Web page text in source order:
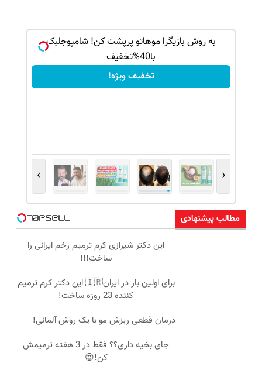
به روش بازیگرا موهاتو پرپشت کن! شامپوجلبک
با40%تخفیف
تخفیف ویژه!
‹
›
مطالب پیشنهادی
این دکتر شیرازی کرم ترمیم زخم ایرانی را
ساخت!!!
برای اولین بار در ایران🇮🇷 این دکتر کرم ترمیم
کننده 23 روزه ساخت!
درمان قطعی ریزش مو با یک روش آلمانی!
جای بخیه داری؟؟ فقط در 3 هفته ترمیمش
کن!😍